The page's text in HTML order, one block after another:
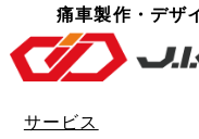
痛車製作・デザ
サービス